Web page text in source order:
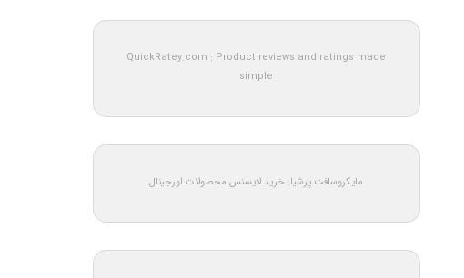
QuickRatey.com : Product reviews and ratings made
simple
مایکروسافت پرشیا: خرید لایسنس محصولات اورجینال